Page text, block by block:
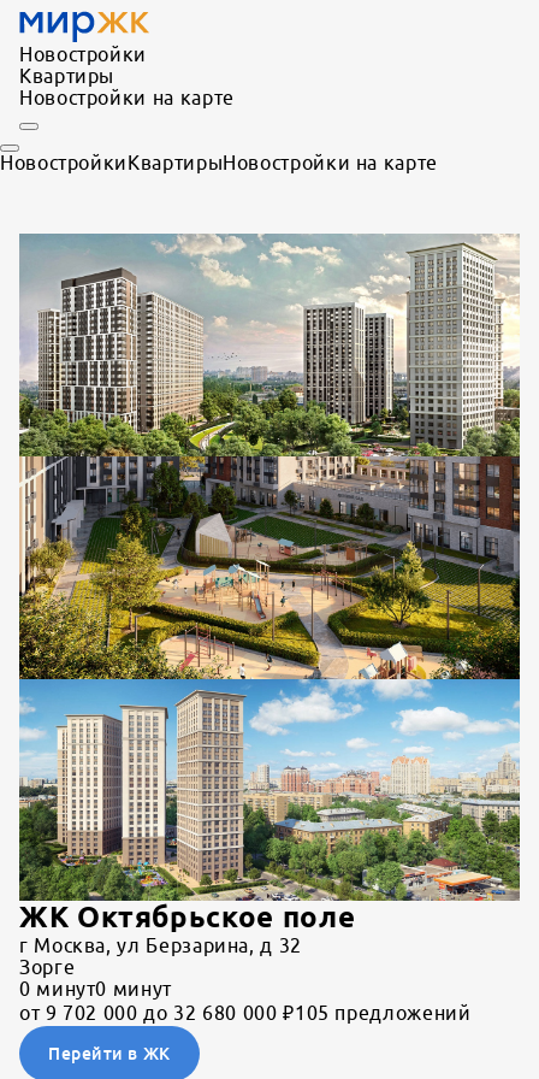
Новостройки
Квартиры
Новостройки на карте
НовостройкиКвартирыНовостройки на карте
ЖК Октябрьское поле
г Москва, ул Берзарина, д 32
Зорге
0 минут0 минут
от 9 702 000 до 32 680 000 ₽105 предложений
Перейти в ЖК